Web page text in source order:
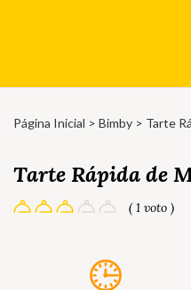
Página Inicial > Bimby > Tarte
Tarte Rápida de
( 1 voto )